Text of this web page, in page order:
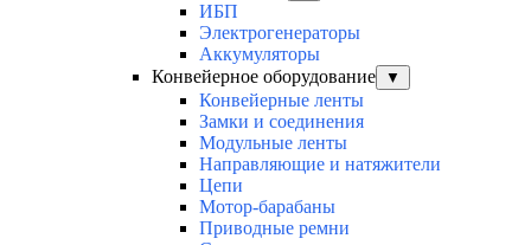
ИБП
Электрогенераторы
Аккумуляторы
Конвейерное оборудование
▼
Конвейерные ленты
Замки и соединения
Модульные ленты
Направляющие и натяжители
Цепи
Мотор-барабаны
Приводные ремни